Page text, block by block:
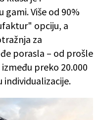
Više od 90%
opciju, a
za
porasla – od prošle
preko 20.000
individualizacije.